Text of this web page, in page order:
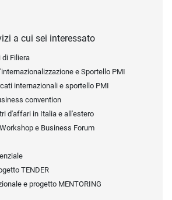
a cui sei interessato
di Filiera
e Sportello PMI
internazionali e sportello PMI
convention
d'affari in Italia e all'estero
e Business Forum
TENDER
e progetto MENTORING